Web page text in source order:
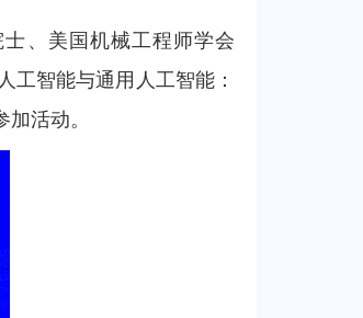
、美国机械工程师学会
工智能与通用人工智能：
活动。